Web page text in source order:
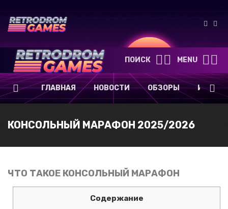
ПОИСК MENU
ГЛАВНАЯ НОВОСТИ ОБЗОРЫ
КОНСОЛЬНЫЙ МАРАФОН 2025/2026
ЧТО ТАКОЕ КОНСОЛЬНЫЙ МАРАФОН
Содержание